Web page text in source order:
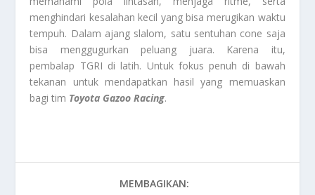
menghindari kesalahan kecil yang bisa merugikan waktu
tempuh. Dalam ajang slalom, satu sentuhan cone saja
bisa menggugurkan peluang juara. Karena itu,
pembalap TGRI di latih. Untuk fokus penuh di bawah
tekanan untuk mendapatkan hasil yang memuaskan
bagi tim Toyota Gazoo Racing.
MEMBAGIKAN: